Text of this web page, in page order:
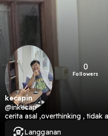
0
Followers
kecapin
@inkecap
cerita asal ,overthinking , tidak
Langganan